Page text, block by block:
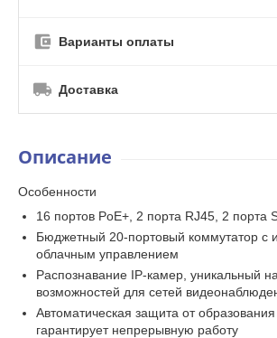
Варианты оплаты
Доставка
Описание
Особенности
16 портов PoE+, 2 порта RJ45, 2 порта
Бюджетный 20-портовый коммутатор с
облачным управлением
Распознавание IP-камер, уникальный
возможностей для сетей
Автоматическая защита от
гарантирует непрерывную работу